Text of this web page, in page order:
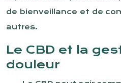
de bienveillance et de
autres.
Le CBD et la
douleur